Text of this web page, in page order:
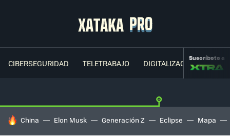
CIBERSEGURIDAD TELETRABAJO DIGITALIZACIÓNSuscríbete a
HOY SE HABLA DE
China Elon Musk Generación Z Eclipse Mapa